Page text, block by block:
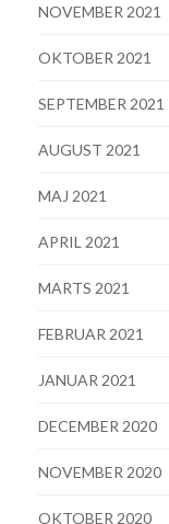
NOVEMBER 2021
OKTOBER 2021
SEPTEMBER 2021
AUGUST 2021
MAJ 2021
APRIL 2021
MARTS 2021
FEBRUAR 2021
JANUAR 2021
DECEMBER 2020
NOVEMBER 2020
OKTOBER 2020